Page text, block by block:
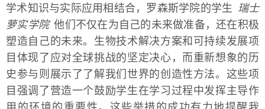
学术知识与实际应用相结合，罗森斯学院的学生 瑞士
萝实学院 他们不仅在为自己的未来做准备，还在积极
塑造自己的未来。生物技术解决方案和可持续发展项
目体现了应对全球挑战的坚定决心，而重新想象的历
史参与则展示了了解我们世界的创造性方法。这些项
目强调了营造一个鼓励学生在学习过程中发挥主导作